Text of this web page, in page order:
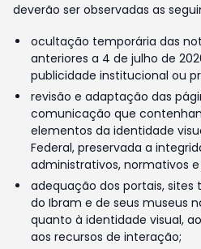
deverão ser observadas as
ocultação temporária das
anteriores a 4 de julho de
publicidade institucional ou
revisão e adaptação das
comunicação que
elementos da identidade
Federal, preservada a
administrativos, normativos
adequação dos portais,
do Ibram e de seus museus
quanto à identidade visual,
aos recursos de interação;